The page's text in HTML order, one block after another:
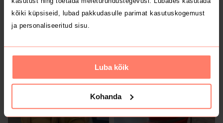
kõiki küpsiseid, lubad pakkudasulle parimat kasutuskogemust
ja personaliseeritud sisu.
Luba kõik
Kohanda
5 € 28 15 € 28